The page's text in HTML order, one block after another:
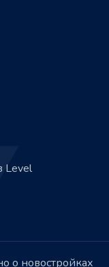
Level
о новостройках